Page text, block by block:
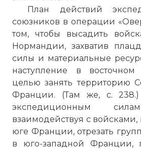
План действий
союзников в операции
том, чтобы высадить
Нормандии, захватив
силы и материальные
наступление в
целью занять территорию
Франции. (Там же, с.
экспедиционным
взаимодействуя с
юге Франции, отрезать
в юго-западной Франции,